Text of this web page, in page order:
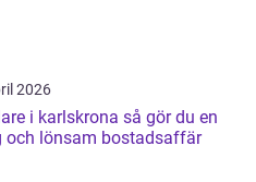
2026
i karlskrona så gör du en
och lönsam bostadsaffär